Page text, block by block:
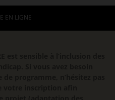
EN LIGNE